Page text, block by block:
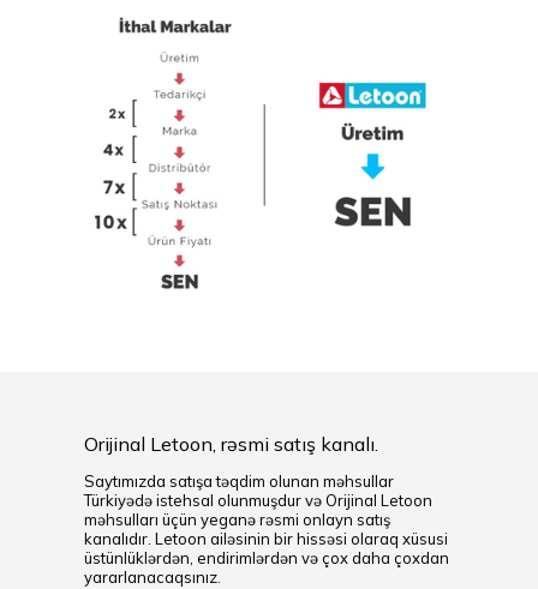
Orijinal Letoon, rəsmi satış kanalı.
Saytımızda satışa təqdim olunan məhsullar
Türkiyədə istehsal olunmuşdur və Orijinal Letoon
məhsulları üçün yeganə rəsmi onlayn satış
kanalıdır. Letoon ailəsinin bir hissəsi olaraq xüsusi
üstünlüklərdən, endirimlərdən və çox daha çoxdan
yararlanacaqsınız.